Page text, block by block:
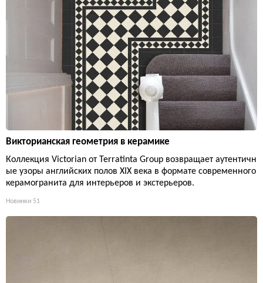
Викторианская геометрия в керамике
Коллекция Victorian от Terratinta Group возвращает аутентичн
ые узоры английских полов XIX века в формате современного
керамогранита для интерьеров и экстерьеров.
Новинки 51